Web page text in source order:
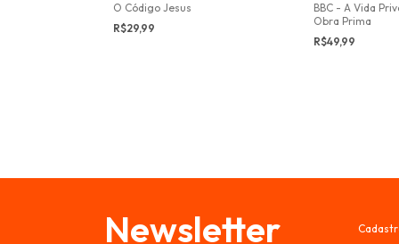
O Código Jesus
R$29,99
BBC - A Vida
Obra Prima
R$49,99
Newsletter